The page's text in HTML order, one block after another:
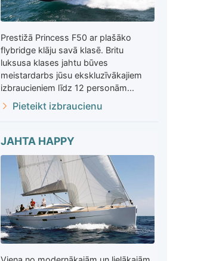
Prestižā Princess F50 ar plašāko
flybridge klāju savā klasē. Britu
luksusa klases jahtu būves
meistardarbs jūsu ekskluzīvākajiem
izbraucieniem līdz 12 personām...
Pieteikt izbraucienu
JAHTA HAPPY